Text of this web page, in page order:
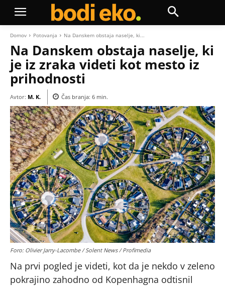
Domov Potovanja Na Danskem obstaja naselje, ki...
Na Danskem obstaja naselje, ki
je iz zraka videti kot mesto iz
prihodnosti
Avtor: M. K. Čas branja: 6 min.
Foro: Olivier Jarry-Lacombe / Solent News / Profimedia
Na prvi pogled je videti, kot da je nekdo v zeleno
pokrajino zahodno od Kopenhagna odtisnil